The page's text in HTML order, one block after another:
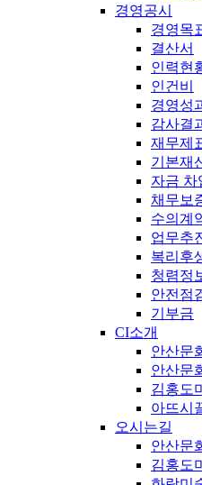
경영공시
경영목
결산서
인력현
인건비
경영성
감사결
재무제
기본재
자금 차
채무보
수의계
업무추
복리후
청렴정
안전점
기부금
CI소개
안산문
안산문
김홍도
아뜨시
오시는길
안산문
김홍도